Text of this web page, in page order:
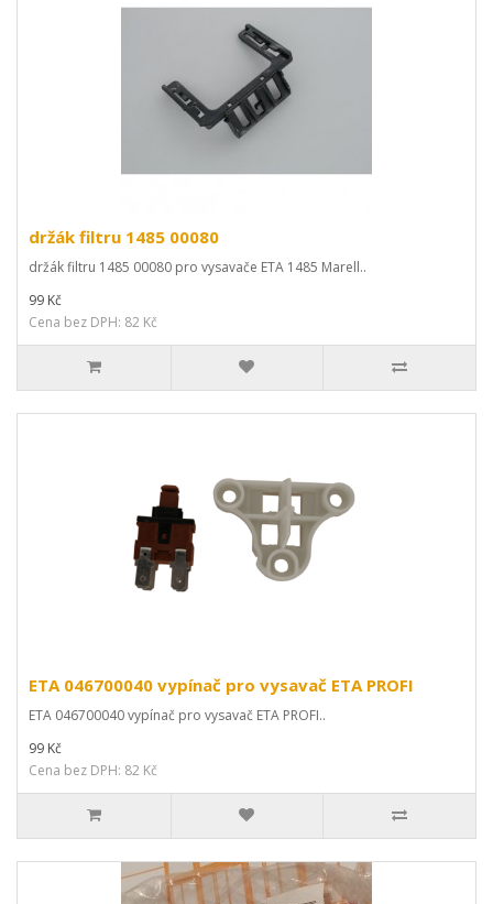
držák filtru 1485 00080
držák filtru 1485 00080 pro vysavače ETA 1485 Marell..
99 Kč
Cena bez DPH: 82 Kč
ETA 046700040 vypínač pro vysavač ETA PROFI
ETA 046700040 vypínač pro vysavač ETA PROFI..
99 Kč
Cena bez DPH: 82 Kč